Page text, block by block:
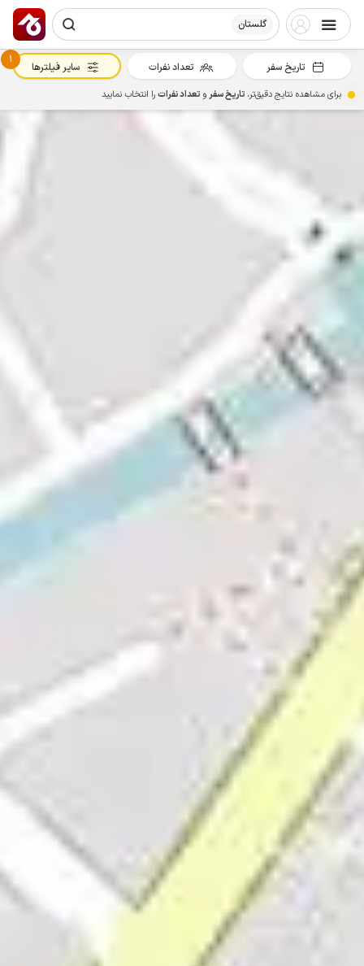
گلستان
تاریخ سفر تعداد نفرات
1
سایر فیلترها
برای مشاهده نتایج دقیق‌تر، تاریخ سفرو تعداد نفراترا انتخاب نمایید